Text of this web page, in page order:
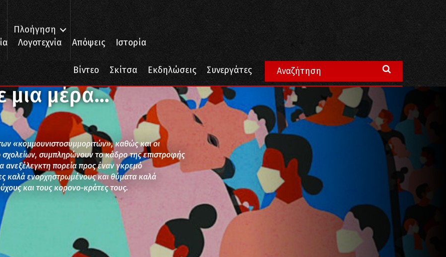
Πλοήγηση
Λογοτεχνία Απόψεις Ιστορία
Βίντεο Σκίτσα Εκδηλώσεις Συνεργάτες
μια μέρα…
«κομμουνιστοσυμμοριτών», καθώς και οι
σχολείων, συμπληρώνουν το κάδρο της επιστροφής
ανεξέλεγκτη πορεία προς έναν γκρεμό
καλά ενορχηστρωμένους και θύματα καλά
και τους κορονο-κράτες τους.